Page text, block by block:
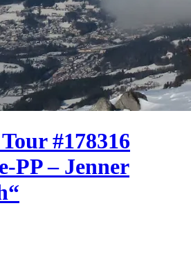
#178316
PP – Jenner